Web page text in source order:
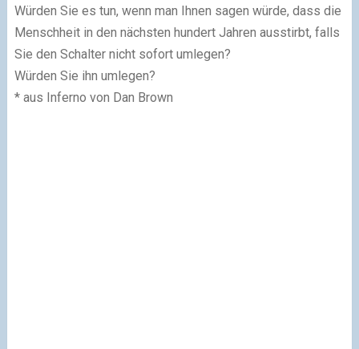
Würden Sie es tun, wenn man Ihnen sagen würde, dass die
Menschheit in den nächsten hundert Jahren ausstirbt, falls
Sie den Schalter nicht sofort umlegen?
Würden Sie ihn umlegen?
* aus Inferno von Dan Brown